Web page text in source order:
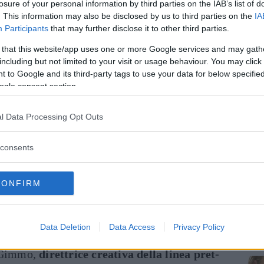
of your personal information by third parties on the IAB’s list of
This information may also be disclosed by us to third parties on the
Participants that may further disclose it to other third parties.
that this website/app uses one or more Google services and may
but not limited to your visit or usage behaviour. You may
to Google and its third-party tags to use your data for below
consent section.
Data Processing Opt Outs
Data Deletion Data Access Privacy Policy
prima (e memorabile) collezione di borse,
l’ascesa del marchio, fino a
symbol: l’esclusivo jacquard a disegno
di plastificazione fu in grado di
che lo scelsero anche per portafogli,
precedente Etro, negli
pret-à-porter
ventata di colore e di morbidezza portata
del decennio, di aprire store in giro per il
brioso di bellezza e di moda in ogni
lo sono sempre state, fonte stilistica
direttrice creativa della linea pret-